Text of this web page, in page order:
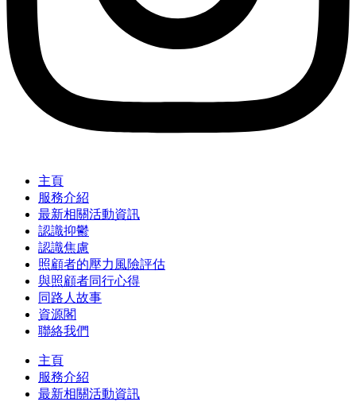
主頁
服務介紹
最新相關活動資訊
認識抑鬱
認識焦慮
照顧者的壓力風險評估
與照顧者同行心得
同路人故事
資源閣
聯絡我們
主頁
服務介紹
最新相關活動資訊